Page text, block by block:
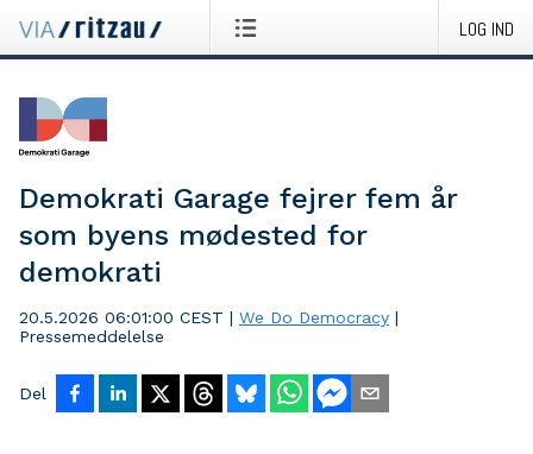
LOG IND
Demokrati Garage fejrer fem år
som byens mødested for
demokrati
20.5.2026 06:01:00 CEST | We Do Democracy |
Pressemeddelelse
Del